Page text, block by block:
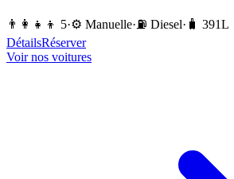
👨‍👩‍👧‍👦 5·⚙️ Manuelle·⛽️ Diesel· 🧳 391L
DétailsRéserver
Voir nos voitures